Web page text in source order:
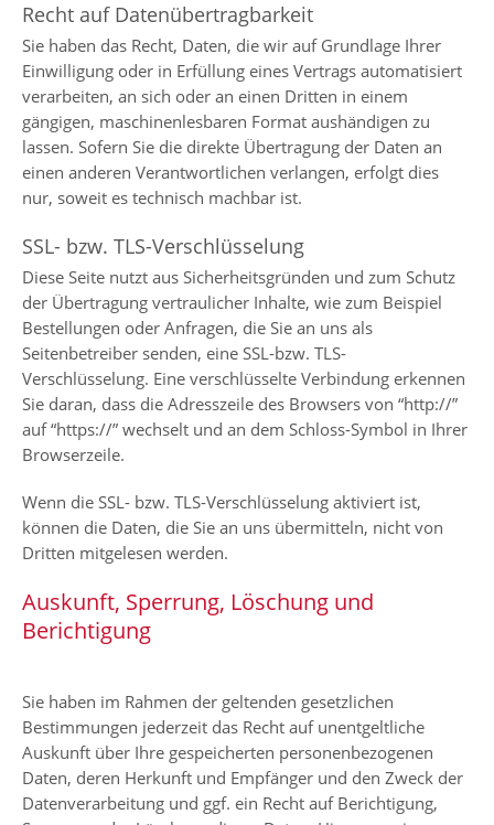
Recht auf Datenübertragbarkeit
Sie haben das Recht, Daten, die wir auf Grundlage Ihrer
Einwilligung oder in Erfüllung eines Vertrags automatisiert
verarbeiten, an sich oder an einen Dritten in einem
gängigen, maschinenlesbaren Format aushändigen zu
lassen. Sofern Sie die direkte Übertragung der Daten an
einen anderen Verantwortlichen verlangen, erfolgt dies
nur, soweit es technisch machbar ist.
SSL- bzw. TLS-Verschlüsselung
Diese Seite nutzt aus Sicherheitsgründen und zum Schutz
der Übertragung vertraulicher Inhalte, wie zum Beispiel
Bestellungen oder Anfragen, die Sie an uns als
Seitenbetreiber senden, eine SSL-bzw. TLS-
Verschlüsselung. Eine verschlüsselte Verbindung erkennen
Sie daran, dass die Adresszeile des Browsers von “http://”
auf “https://” wechselt und an dem Schloss-Symbol in Ihrer
Browserzeile.
Wenn die SSL- bzw. TLS-Verschlüsselung aktiviert ist,
können die Daten, die Sie an uns übermitteln, nicht von
Dritten mitgelesen werden.
Auskunft, Sperrung, Löschung und
Berichtigung
Sie haben im Rahmen der geltenden gesetzlichen
Bestimmungen jederzeit das Recht auf unentgeltliche
Auskunft über Ihre gespeicherten personenbezogenen
Daten, deren Herkunft und Empfänger und den Zweck der
Datenverarbeitung und ggf. ein Recht auf Berichtigung,